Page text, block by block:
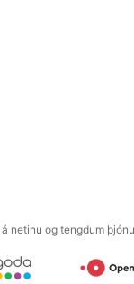
netinu og tengdum